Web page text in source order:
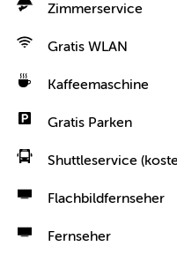
Zimmerservice
Gratis WLAN
Kaffeemaschine
Gratis Parken
Shuttleservice
Flachbildfernseher
Fernseher